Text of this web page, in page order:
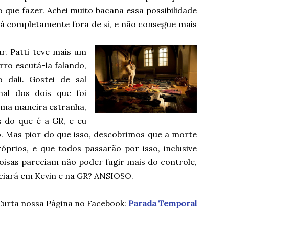
fazer. Achei muito bacana essa possibilidade
completamente fora de si, e não consegue mais
Patti teve mais um
escutá-la falando,
dali. Gostei de sal
dos dois que foi
maneira estranha,
do que é a GR, e eu
Mas pior do que isso, descobrimos que a morte
e que todos passarão por isso, inclusive
pareciam não poder fugir mais do controle,
em Kevin e na GR? ANSIOSO.
nossa Página no Facebook: Parada Temporal